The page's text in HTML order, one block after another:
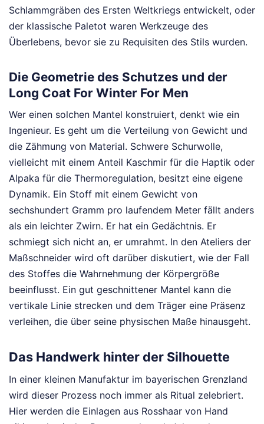
Schlammgräben des Ersten Weltkriegs entwickelt, oder
der klassische Paletot waren Werkzeuge des
Überlebens, bevor sie zu Requisiten des Stils wurden.
Die Geometrie des Schutzes und der
Long Coat For Winter For Men
Wer einen solchen Mantel konstruiert, denkt wie ein
Ingenieur. Es geht um die Verteilung von Gewicht und
die Zähmung von Material. Schwere Schurwolle,
vielleicht mit einem Anteil Kaschmir für die Haptik oder
Alpaka für die Thermoregulation, besitzt eine eigene
Dynamik. Ein Stoff mit einem Gewicht von
sechshundert Gramm pro laufendem Meter fällt anders
als ein leichter Zwirn. Er hat ein Gedächtnis. Er
schmiegt sich nicht an, er umrahmt. In den Ateliers der
Maßschneider wird oft darüber diskutiert, wie der Fall
des Stoffes die Wahrnehmung der Körpergröße
beeinflusst. Ein gut geschnittener Mantel kann die
vertikale Linie strecken und dem Träger eine Präsenz
verleihen, die über seine physischen Maße hinausgeht.
Das Handwerk hinter der Silhouette
In einer kleinen Manufaktur im bayerischen Grenzland
wird dieser Prozess noch immer als Ritual zelebriert.
Hier werden die Einlagen aus Rosshaar von Hand